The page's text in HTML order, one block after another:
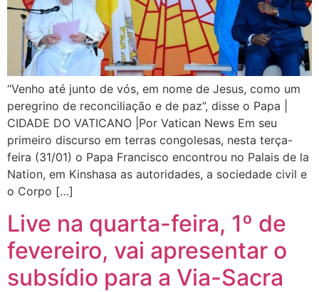
“Venho até junto de vós, em nome de Jesus, como um
peregrino de reconciliação e de paz”, disse o Papa |
CIDADE DO VATICANO |Por Vatican News Em seu
primeiro discurso em terras congolesas, nesta terça-
feira (31/01) o Papa Francisco encontrou no Palais de la
Nation, em Kinshasa as autoridades, a sociedade civil e
o Corpo […]
Live na quarta-feira, 1º de
fevereiro, vai apresentar o
subsídio para a Via-Sacra